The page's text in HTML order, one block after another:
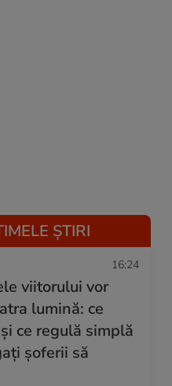
ȘTIRI
16:24
viitorului vor
lumină: ce
ce regulă simplă
șoferii să